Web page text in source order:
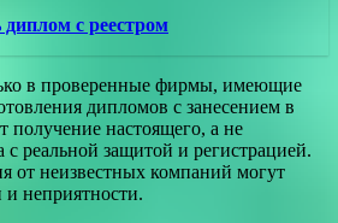
с реестром
в проверенные фирмы, имеющие
дипломов с занесением в
получение настоящего, а не
с реальной защитой и регистрацией.
от неизвестных компаний могут
и неприятности.